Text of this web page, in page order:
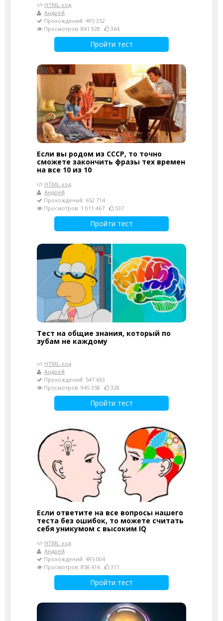
HTML-код
Андрей
Прохождений: 495 352
Просмотров: 841 928
364
Пройти тест
Если вы родом из СССР, то точно
сможете закончить фразы тех времен
на все 10 из 10
HTML-код
Андрей
Прохождений: 652 714
Просмотров: 1 011 467
537
Пройти тест
Тест на общие знания, который по
зубам не каждому
HTML-код
Андрей
Прохождений: 547 663
Просмотров: 945 358
328
Пройти тест
Если ответите на все вопросы нашего
теста без ошибок, то можете считать
себя уникумом с высоким IQ
HTML-код
Андрей
Прохождений: 495 004
Просмотров: 858 416
311
Пройти тест